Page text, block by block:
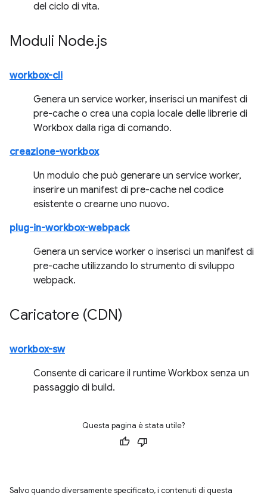
del ciclo di vita.
Moduli Node.js
workbox-cli
Genera un service worker, inserisci un manifest di
pre-cache o crea una copia locale delle librerie di
Workbox dalla riga di comando.
creazione-workbox
Un modulo che può generare un service worker,
inserire un manifest di pre-cache nel codice
esistente o crearne uno nuovo.
plug-in-workbox-webpack
Genera un service worker o inserisci un manifest di
pre-cache utilizzando lo strumento di sviluppo
webpack.
Caricatore (CDN)
workbox-sw
Consente di caricare il runtime Workbox senza un
passaggio di build.
Questa pagina è stata utile?
Salvo quando diversamente specificato, i contenuti di questa